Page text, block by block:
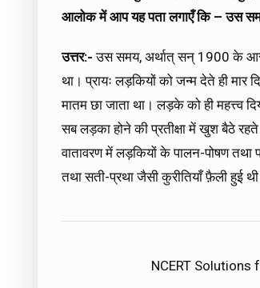
आलोक में आप यह पता लगाएँ कि – उस
उत्तर:-उस समय, अर्थात् सन् 1900 के
था। प्रायः लड़कियों को जन्म देते ही मार
मातम छा जाता था। लड़के को ही महत्त्व
सब लड़का होने की प्रतीक्षा में खुश बैठे
वातावरण में लड़कियों के पालन-पोषण तथा
तथा सती-प्रथा जैसी कुरीतियाँ फ़ैली हुई
NCERT